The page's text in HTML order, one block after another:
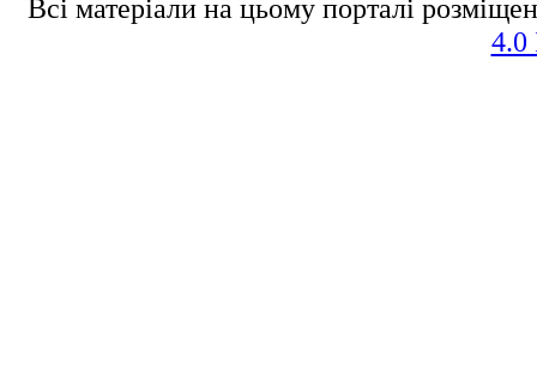
Всі матеріали на цьому порталі
4.0